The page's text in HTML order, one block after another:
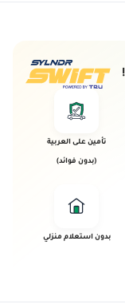
تأمين على العربية
(بدون فوائد)
بدون استعلام منزلي